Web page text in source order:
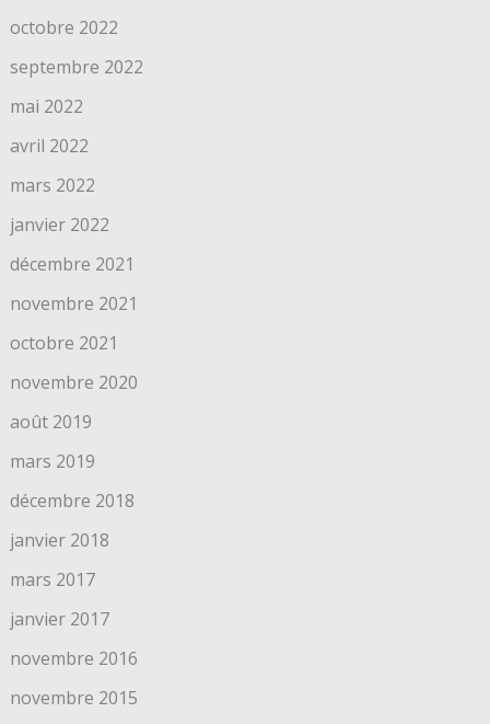
octobre 2022
septembre 2022
mai 2022
avril 2022
mars 2022
janvier 2022
décembre 2021
novembre 2021
octobre 2021
novembre 2020
août 2019
mars 2019
décembre 2018
janvier 2018
mars 2017
janvier 2017
novembre 2016
novembre 2015